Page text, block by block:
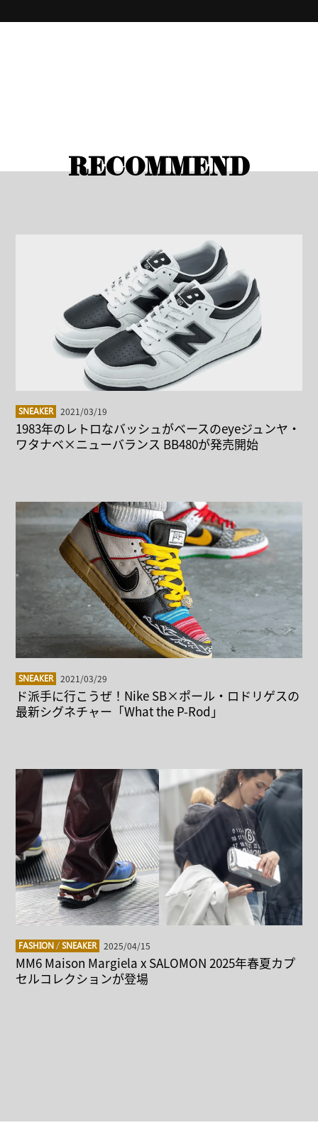
RECOMMEND
SNEAKER 2021/03/19
1983年のレトロなバッシュがベースのeyeジュンヤ・
ワタナベ×ニューバランス BB480が発売開始
SNEAKER 2021/03/29
ド派手に行こうぜ！Nike SB×ポール・ロドリゲスの
最新シグネチャー「What the P-Rod」
FASHION /SNEAKER 2025/04/15
MM6 Maison Margiela x SALOMON 2025年春夏カプ
セルコレクションが登場